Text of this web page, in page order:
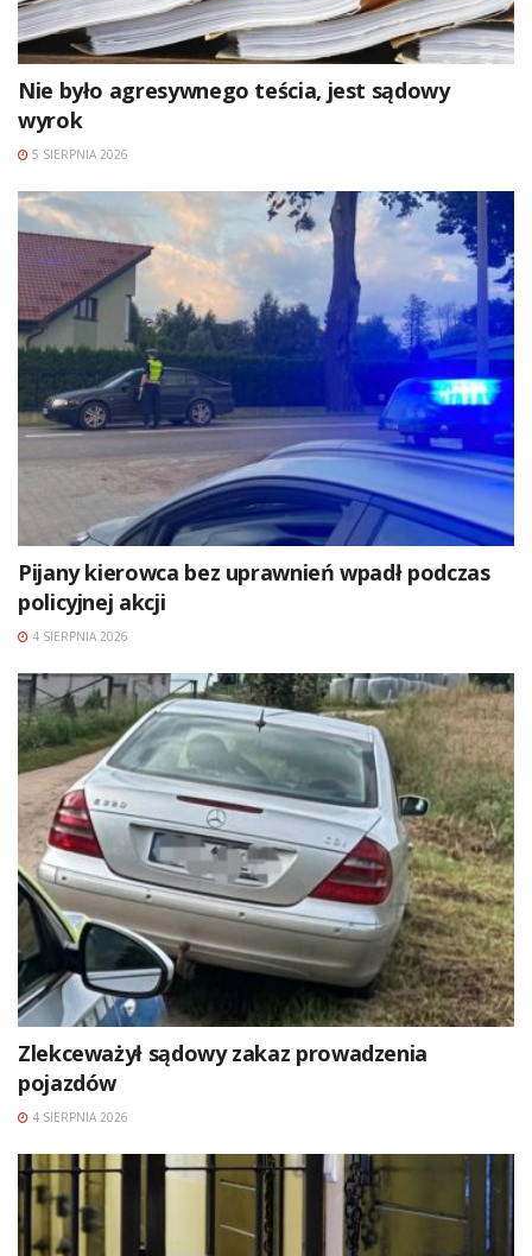
Nie było agresywnego teścia, jest sądowy
wyrok
5 SIERPNIA 2026
Pijany kierowca bez uprawnień wpadł podczas
policyjnej akcji
4 SIERPNIA 2026
Zlekceważył sądowy zakaz prowadzenia
pojazdów
4 SIERPNIA 2026